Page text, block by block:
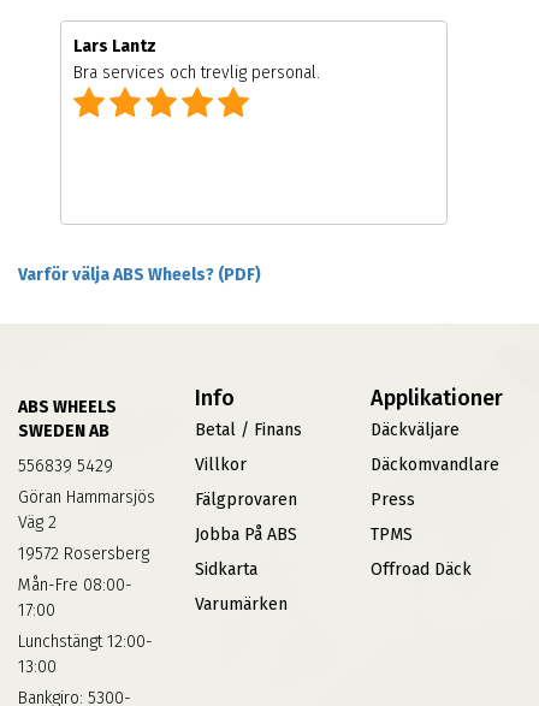
Lars Lantz
Bra services och trevlig personal.
Varför välja ABS Wheels? (PDF)
ABS WHEELS
SWEDEN AB
556839 5429
Göran Hammarsjös
Väg 2
19572 Rosersberg
Mån-Fre 08:00-
17:00
Lunchstängt 12:00-
13:00
Bankgiro: 5300-
Info
Betal / Finans
Villkor
Fälgprovaren
Jobba På ABS
Sidkarta
Varumärken
Applikationer
Däckväljare
Däckomvandlare
Press
TPMS
Offroad Däck